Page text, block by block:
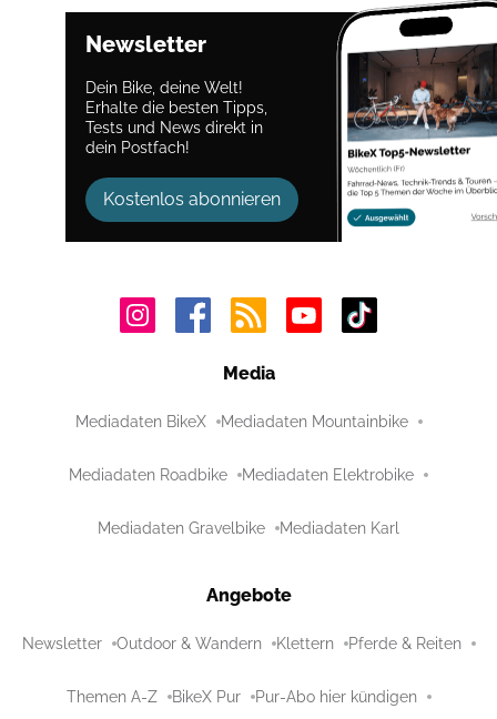
Newsletter
Dein Bike, deine Welt!
Erhalte die besten Tipps,
Tests und News direkt in
dein Postfach!
Kostenlos abonnieren
Media
Mediadaten BikeX Mediadaten Mountainbike
Mediadaten Roadbike Mediadaten Elektrobike
Mediadaten Gravelbike Mediadaten Karl
Angebote
Newsletter Outdoor & Wandern Klettern Pferde & Reiten
Themen A-Z BikeX Pur Pur-Abo hier kündigen